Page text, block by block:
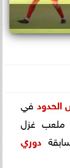
في
ملعب غزل
دوري